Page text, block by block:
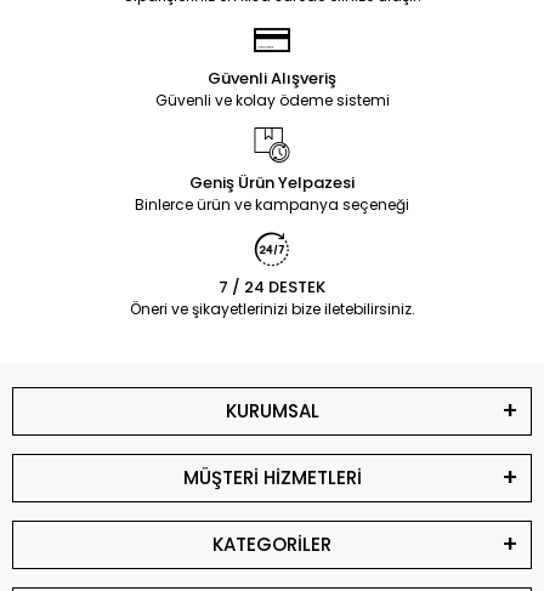
Güvenli Alışveriş
Güvenli ve kolay ödeme sistemi
Geniş Ürün Yelpazesi
Binlerce ürün ve kampanya seçeneği
7 / 24 DESTEK
Öneri ve şikayetlerinizi bize iletebilirsiniz.
KURUMSAL
MÜŞTERİ HİZMETLERİ
KATEGORİLER